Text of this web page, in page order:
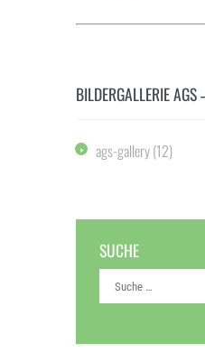
BILDERGALLERIE AGS
ags-gallery(12)
SUCHE